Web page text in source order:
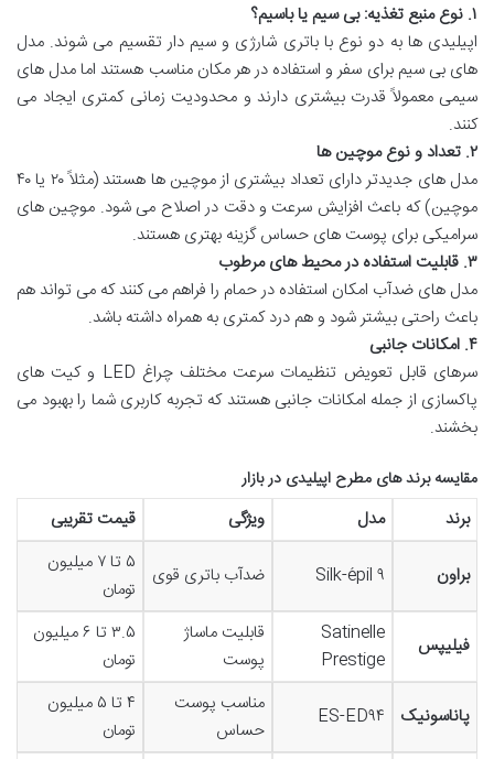
۱. نوع منبع تغذیه: بی سیم یا باسیم؟
اپیلیدی ها به دو نوع با باتری شارژی و سیم دار تقسیم می شوند. مدل
های بی سیم برای سفر و استفاده در هر مکان مناسب هستند اما مدل های
سیمی معمولاً قدرت بیشتری دارند و محدودیت زمانی کمتری ایجاد می
کنند.
۲. تعداد و نوع موچین ها
مدل های جدیدتر دارای تعداد بیشتری از موچین ها هستند (مثلاً ۲۰ یا ۴۰
موچین) که باعث افزایش سرعت و دقت در اصلاح می شود. موچین های
سرامیکی برای پوست های حساس گزینه بهتری هستند.
۳. قابلیت استفاده در محیط های مرطوب
مدل های ضدآب امکان استفاده در حمام را فراهم می کنند که می تواند هم
باعث راحتی بیشتر شود و هم درد کمتری به همراه داشته باشد.
۴. امکانات جانبی
سرهای قابل تعویض تنظیمات سرعت مختلف چراغ LED و کیت های
پاکسازی از جمله امکانات جانبی هستند که تجربه کاربری شما را بهبود می
بخشند.
مقایسه برند های مطرح اپیلیدی در بازار
برند مدل ویژگی قیمت تقریبی
براون Silk-épil ۹ ضدآب باتری قوی
۵ تا ۷ میلیون
تومان
فیلیپس
Satinelle
Prestige
قابلیت ماساژ
پوست
۳.۵ تا ۶ میلیون
تومان
پاناسونیک ES-ED۹۴
مناسب پوست
حساس
۴ تا ۵ میلیون
تومان